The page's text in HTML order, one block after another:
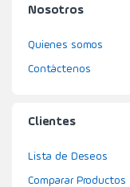
Nosotros
Quienes somos
Contáctenos
Clientes
Lista de Deseos
Comparar Productos